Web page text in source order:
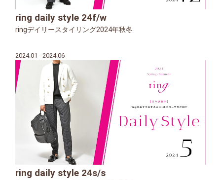
ring daily style 24f/w
ringデイリースタイリング2024年秋冬
2024.01 - 2024.06
ring daily style 24s/s